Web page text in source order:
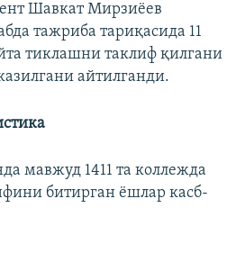
Шавкат Мирзиёев
тажриба тариқасида 11
тиклашни таклиф қилгани
айтилганди.
мавжуд 1411 та коллежда
битирган ёшлар касб-